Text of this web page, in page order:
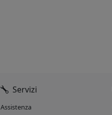
Servizi
Assistenza